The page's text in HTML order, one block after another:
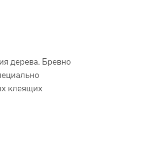
дерева. Бревно
клеящих